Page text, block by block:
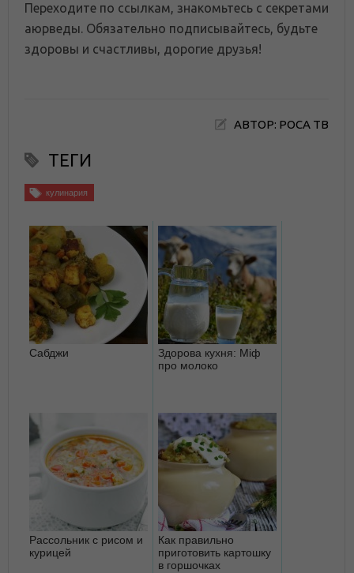
Переходите по ссылкам, знакомьтесь с секретами
аюрведы. Обязательно подписывайтесь, будьте
здоровы и счастливы, дорогие друзья!
АВТОР: РОСА ТВ
ТЕГИ
кулинария
Сабджи
Здорова кухня: Міф
про молоко
Рассольник с рисом и
курицей
Как правильно
приготовить картошку
в горшочках